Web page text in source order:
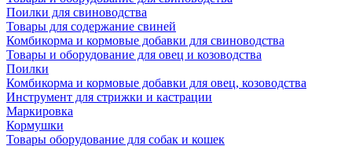
Поилки для свиноводства
Товары для содержание свиней
Комбикорма и кормовые добавки для свиноводства
Товары и оборудование для овец и козоводства
Поилки
Комбикорма и кормовые добавки для овец, козоводства
Инструмент для стрижки и кастрации
Маркировка
Кормушки
Товары оборудование для собак и кошек